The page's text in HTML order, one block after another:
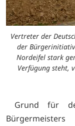
Vertreter der
der
Nordeifel stark
Verfügung steht,
Grund für